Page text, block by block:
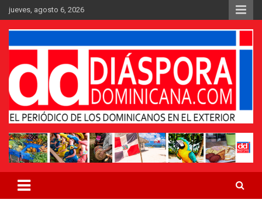
Saltar
al
contenido
jueves, agosto 6, 2026
Periódico Diáspora Dominicana